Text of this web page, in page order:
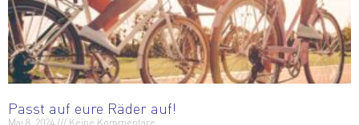
Passt auf eure Räder auf!
Mai 8, 2024 Keine Kommentare